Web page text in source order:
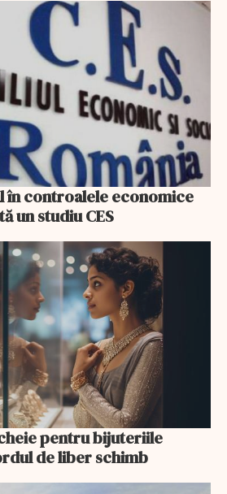
în controalele economice
un studiu CES
pentru bijuteriile
de liber schimb